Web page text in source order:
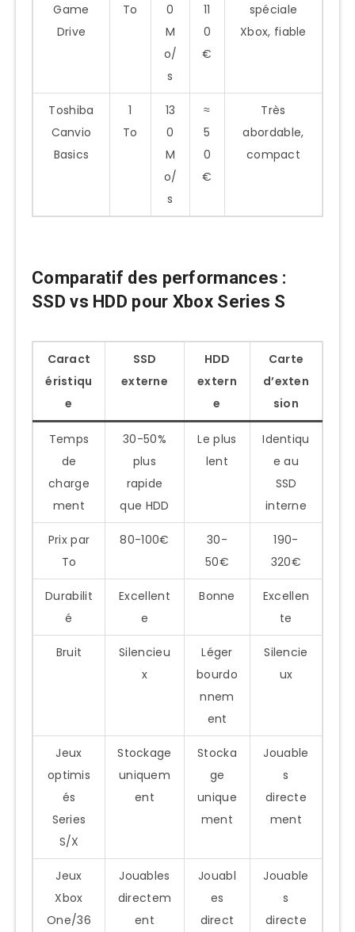
Game
Drive
To
0
M
o/
s
11
0
€
spéciale
Xbox, fiable
Toshiba
Canvio
Basics
1
To
13
0
M
o/
s
≈
5
0
€
Très
abordable,
compact
Comparatif des performances :
SSD vs HDD pour Xbox Series S
Caract
éristiqu
e
SSD
externe
HDD
extern
e
Carte
d’exten
sion
Temps
de
charge
ment
30-50%
plus
rapide
que HDD
Le plus
lent
Identiqu
e au
SSD
interne
Prix par
To
80-100€
30-
50€
190-
320€
Durabilit
é
Excellent
e
Bonne
Excellen
te
Bruit
Silencieu
x
Léger
bourdo
nnem
ent
Silencie
ux
Jeux
optimis
és
Series
S/X
Stockage
uniquem
ent
Stocka
ge
unique
ment
Jouable
s
directe
ment
Jeux
Xbox
One/36
Jouables
directem
ent
Jouabl
es
direct
Jouable
s
directe